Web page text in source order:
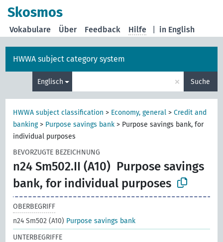
Skosmos
in English
Vokabulare Über Feedback Hilfe
HWWA subject category system
Englisch × Suche
HWWA subject classification > Economy, general >Credit and
banking> Purpose savings bank > Purpose savings bank, for
individual purposes
BEVORZUGTE BEZEICHNUNG
n24 Sm502.II (A10) Purpose savings
bank, for individual purposes
OBERBEGRIFF
n24 Sm502 (A10) Purpose savings bank
UNTERBEGRIFFE